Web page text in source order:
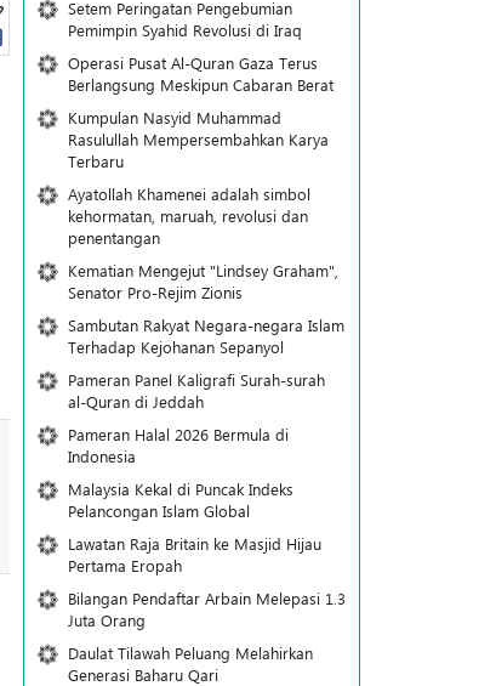
Setem Peringatan Pengebumian
Pemimpin Syahid Revolusi di Iraq
Operasi Pusat Al-Quran Gaza Terus
Berlangsung Meskipun Cabaran Berat
Kumpulan Nasyid Muhammad
Rasulullah Mempersembahkan Karya
Terbaru
Ayatollah Khamenei adalah simbol
kehormatan, maruah, revolusi dan
penentangan
Kematian Mengejut "Lindsey Graham",
Senator Pro-Rejim Zionis
Sambutan Rakyat Negara-negara Islam
Terhadap Kejohanan Sepanyol
Pameran Panel Kaligrafi Surah-surah
al-Quran di Jeddah
Pameran Halal 2026 Bermula di
Indonesia
Malaysia Kekal di Puncak Indeks
Pelancongan Islam Global
Lawatan Raja Britain ke Masjid Hijau
Pertama Eropah
Bilangan Pendaftar Arbain Melepasi 1.3
Juta Orang
Daulat Tilawah Peluang Melahirkan
Generasi Baharu Qari